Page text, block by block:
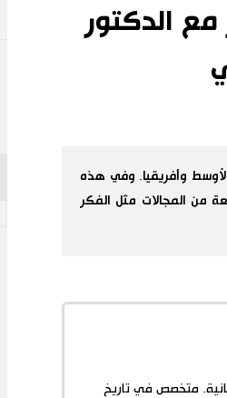
الدكتور
وأفريقيا. وفي هذه
من المجالات مثل الفكر
متخصص في تاريخ